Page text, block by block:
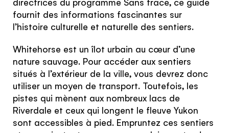
fournit des informations fascinantes sur
l’histoire culturelle et naturelle des sentiers.
Whitehorse est un îlot urbain au cœur d’une
nature sauvage. Pour accéder aux sentiers
situés à l’extérieur de la ville, vous devrez donc
utiliser un moyen de transport. Toutefois, les
pistes qui mènent aux nombreux lacs de
Riverdale et ceux qui longent le fleuve Yukon
sont accessibles à pied. Empruntez ces sentiers